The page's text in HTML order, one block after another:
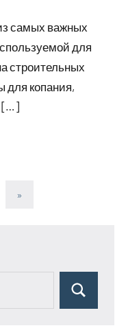
самых важных
для
строительных
для копания,
[…]
Следующие
»
Поиск